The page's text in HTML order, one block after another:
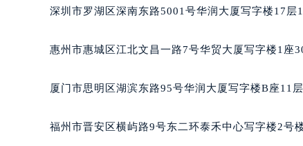
黑龙江省鸡西市鸡冠区红军路宝玑
黑龙江省牡丹江市东安区太平路宝
黑龙江省齐齐哈尔市龙沙区龙华路
黑龙江省绥化市北林区新华街与康
深圳市罗湖区深南东路5001号华润大厦写字楼17层
惠州市惠城区江北文昌一路7号华贸大厦写字楼1座
厦门市思明区湖滨东路95号华润大厦写字楼B座11
福州市晋安区横屿路9号东二环泰禾中心写字楼2号